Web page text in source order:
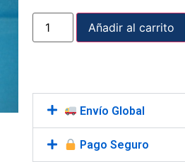
Añadir al carrito
Envío Global
Pago Seguro